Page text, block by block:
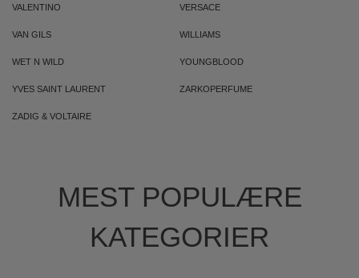
VALENTINO VERSACE
VAN GILS WILLIAMS
WET N WILD YOUNGBLOOD
YVES SAINT LAURENT ZARKOPERFUME
ZADIG & VOLTAIRE
MEST POPULÆRE
KATEGORIER